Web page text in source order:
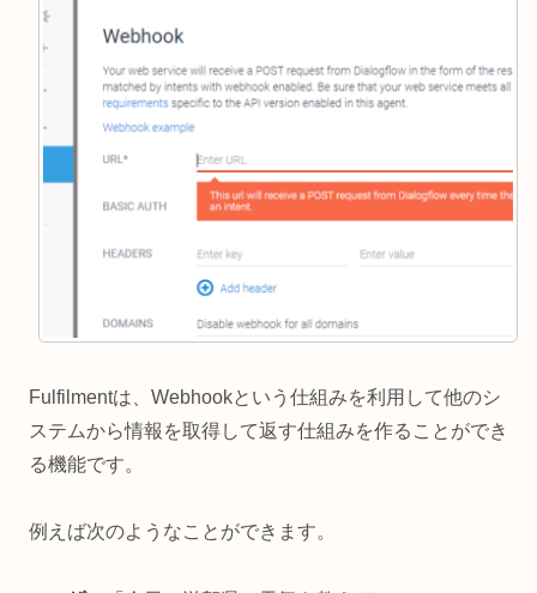
Fulfilmentは、Webhookという仕組みを利用して他のシ
ステムから情報を取得して返す仕組みを作ることができ
る機能です。
例えば次のようなことができます。